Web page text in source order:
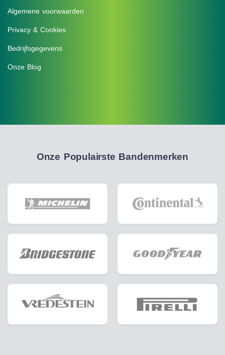
Algemene voorwaarden
Privacy & Cookies
Bedrijfsgegevens
Onze Blog
Onze Populairste Bandenmerken